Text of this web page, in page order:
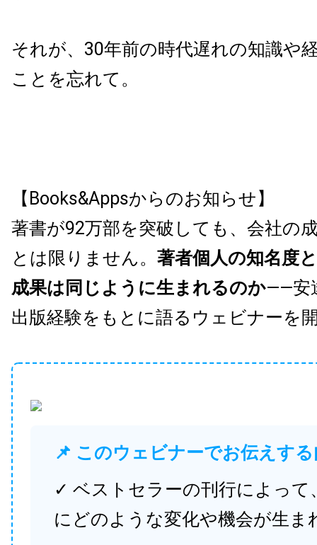
それが、30年前の時代遅れの知識や
ことを忘れて。
【Books&Appsからのお知らせ】
著書が92万部を突破しても、会社の
とは限りません。 著者個人の知名度
成果は同じように生まれるのか——安
出版経験をもとに語るウェビナーを
📌 このウェビナーでお伝えす
✓ ベストセラーの刊行によって
にどのような変化や機会が生ま